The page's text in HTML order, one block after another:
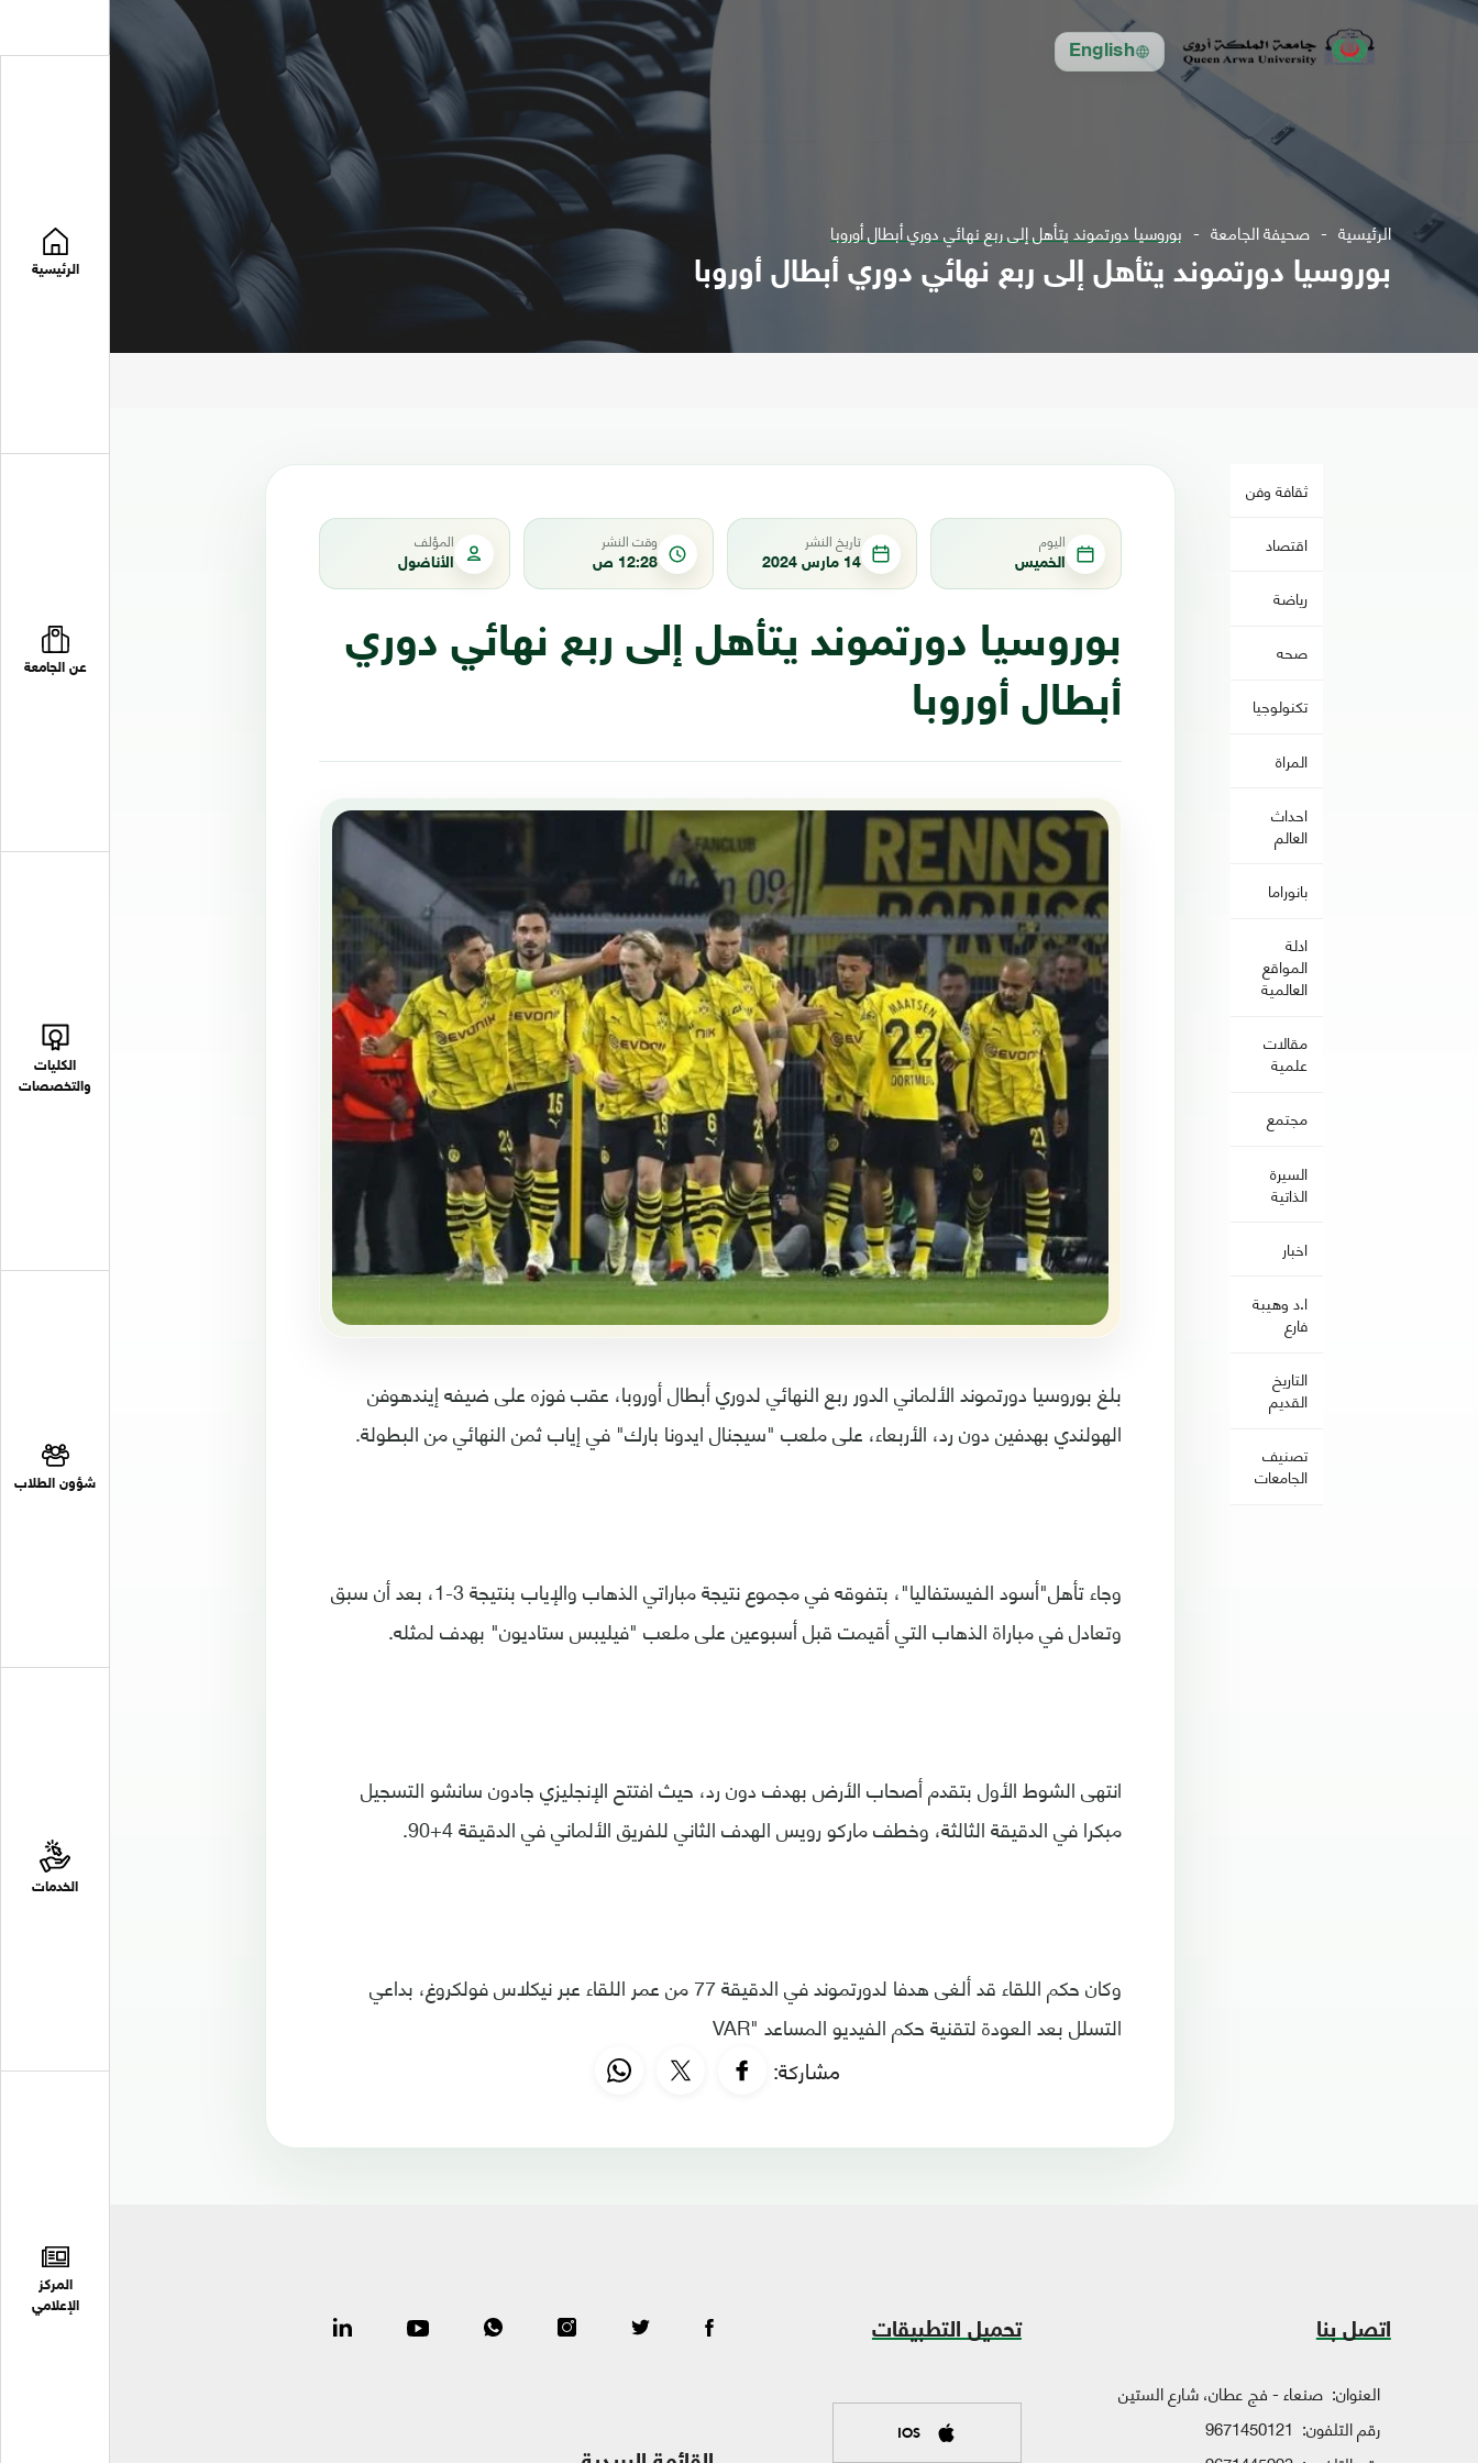
English
الرئيسية
عن الجامعة
الكليات
والتخصصات
شؤون الطلاب
الخدمات
المركز
الإعلامي
الرئيسية صحيفة الجامعة بوروسيا دورتموند يتأهل إلى ربع نهائي دوري أبطال أوروبا
بوروسيا دورتموند يتأهل إلى ربع نهائي دوري أبطال أوروبا
ثقافة وفن
اقتصاد
رياضة
صحه
تكنولوجيا
المراة
احداث
العالم
بانوراما
ادلة
المواقع
العالمية
مقالات
علمية
مجتمع
السيرة
الذاتية
اخبار
ا.د وهيبة
فارع
التاريخ
القديم
تصنيف
الجامعات
اليوم
الخميس
تاريخ النشر
14 مارس 2024
وقت النشر
12:28 ص
المؤلف
الأناضول
بوروسيا دورتموند يتأهل إلى ربع نهائي دوري
أبطال أوروبا
بلغ بوروسيا دورتموند الألماني الدور ربع النهائي لدوري أبطال أوروبا، عقب فوزه على ضيفه إيندهوفن
الهولندي بهدفين دون رد، الأربعاء، على ملعب "سيجنال ايدونا بارك" في إياب ثمن النهائي من البطولة.
وجاء تأهل"أسود الفيستفاليا"، بتفوقه في مجموع نتيجة مباراتي الذهاب والإياب بنتيجة 3-1، بعد أن سبق
وتعادل في مباراة الذهاب التي أقيمت قبل أسبوعين على ملعب "فيليبس ستاديون" بهدف لمثله.
انتهى الشوط الأول بتقدم أصحاب الأرض بهدف دون رد، حيث افتتح الإنجليزي جادون سانشو التسجيل
مبكرا في الدقيقة الثالثة، وخطف ماركو رويس الهدف الثاني للفريق الألماني في الدقيقة 4+90.
وكان حكم اللقاء قد ألغى هدفا لدورتموند في الدقيقة 77 من عمر اللقاء عبر نيكلاس فولكروغ، بداعي
التسلل بعد العودة لتقنية حكم الفيديو المساعد "VAR
مشاركة:
اتصل بنا
العنوان: صنعاء - فج عطان، شارع الستين
رقم التلفون: 9671450121
تحميل التطبيقات
IOS